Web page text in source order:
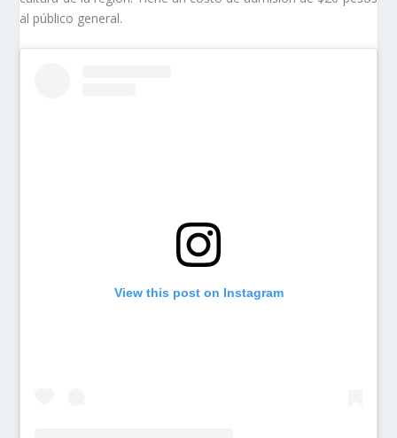
al público general.
View this post on Instagram